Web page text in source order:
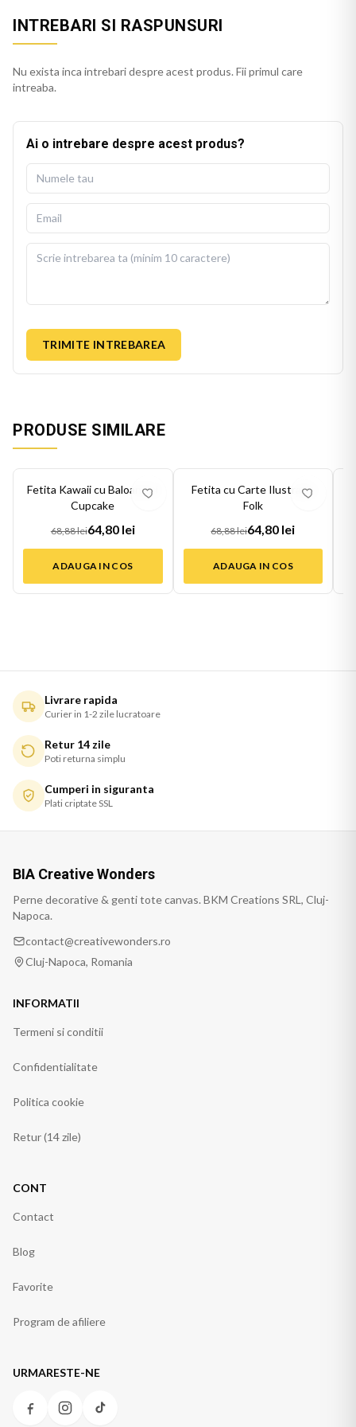
INTREBARI SI RASPUNSURI
Nu exista inca intrebari despre acest produs. Fii primul care
intreaba.
Ai o intrebare despre acest produs?
TRIMITE INTREBAREA
PRODUSE SIMILARE
6%
Fetita Kawaii cu Baloane si
Cupcake
68,88 lei64,80 lei
ADAUGA IN COS
%
Fetita cu Carte Ilustratie
Folk
68,88 lei64,80 lei
ADAUGA IN COS
Livrare rapida
Curier in 1-2 zile lucratoare
Retur 14 zile
Poti returna simplu
Cumperi in siguranta
Plati criptate SSL
BIA Creative Wonders
Perne decorative & genti tote canvas. BKM Creations SRL, Cluj-
Napoca.
contact@creativewonders.ro
Cluj-Napoca, Romania
INFORMATII
Termeni si conditii
Confidentialitate
Politica cookie
Retur (14 zile)
CONT
Contact
Blog
Favorite
Program de afiliere
URMARESTE-NE